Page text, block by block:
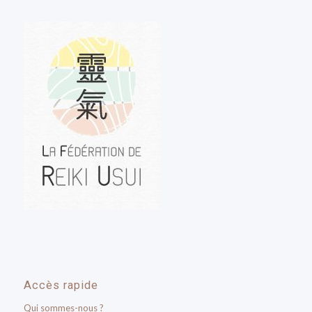
Accès rapide
Qui sommes-nous ?